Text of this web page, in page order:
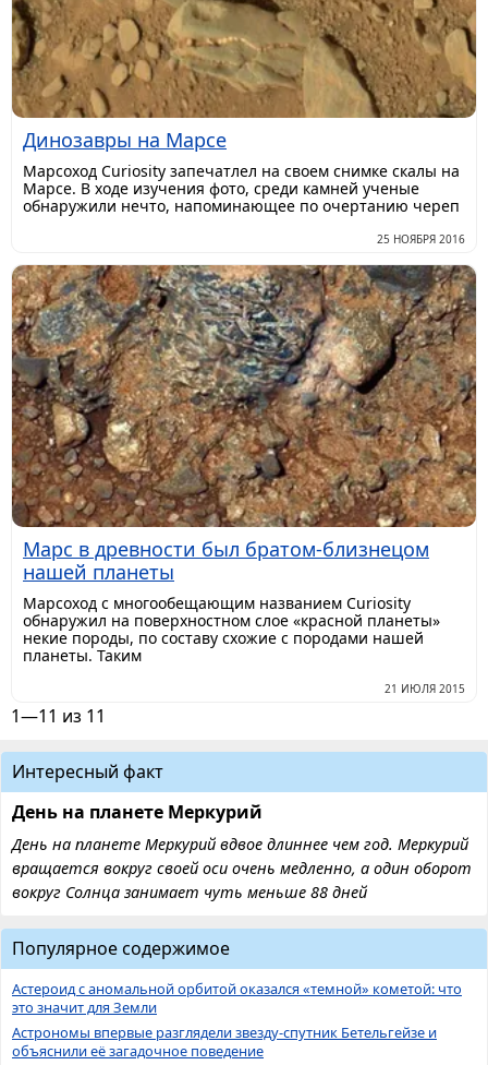
Динозавры на Марсе
Марсоход Curiosity запечатлел на своем снимке скалы на
Марсе. В ходе изучения фото, среди камней ученые
обнаружили нечто, напоминающее по очертанию череп
25 НОЯБРЯ 2016
Марс в древности был братом-близнецом
нашей планеты
Марсоход с многообещающим названием Curiosity
обнаружил на поверхностном слое «красной планеты»
некие породы, по составу схожие с породами нашей
планеты. Таким
21 ИЮЛЯ 2015
1—11 из 11
Интересный факт
День на планете Меркурий
День на планете Меркурий вдвое длиннее чем год. Меркурий
вращается вокруг своей оси очень медленно, а один оборот
вокруг Солнца занимает чуть меньше 88 дней
Популярное содержимое
Астероид с аномальной орбитой оказался «темной» кометой: что
это значит для Земли
Астрономы впервые разглядели звезду-спутник Бетельгейзе и
объяснили её загадочное поведение